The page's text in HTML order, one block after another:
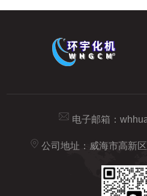
电子邮箱：
公司地址：威海市高新